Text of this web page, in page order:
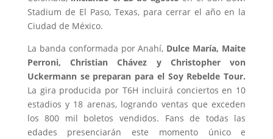
Stadium de El Paso, Texas, para cerrar el año en la
Ciudad de México.
La banda conformada por Anahí, Dulce María, Maite
Perroni, Christian Chávez y Christopher von
Uckermann se preparan para el Soy Rebelde Tour.
La gira producida por T6H incluirá conciertos en 10
estadios y 18 arenas, logrando ventas que exceden
los 800 mil boletos vendidos. Fans de todas las
edades presenciarán este momento único e